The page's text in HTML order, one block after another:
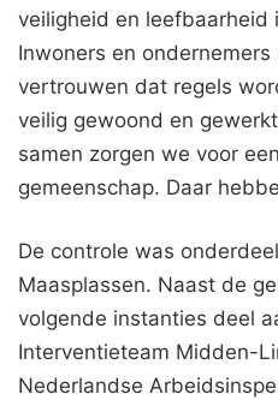
veiligheid en leefbaarheid
Inwoners en
vertrouwen dat regels
veilig gewoond en
samen zorgen we voor
gemeenschap. Daar
De controle was
Maasplassen. Naast de
volgende instanties deel
Interventieteam Midden-
Nederlandse